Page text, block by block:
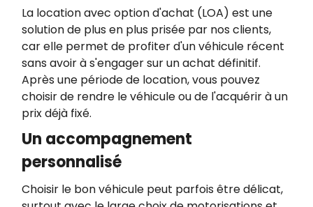
La location avec option d'achat (LOA) est une
solution de plus en plus prisée par nos clients,
car elle permet de profiter d'un véhicule récent
sans avoir à s'engager sur un achat définitif.
Après une période de location, vous pouvez
choisir de rendre le véhicule ou de l'acquérir à un
prix déjà fixé.
Un accompagnement
personnalisé
Choisir le bon véhicule peut parfois être délicat,